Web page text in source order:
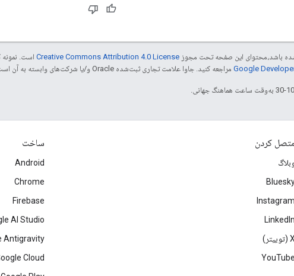
شده باشد،‌محتوای این صفحه تحت مجوز Creative Commons Attribution 4.0 License است. نمونه
مراجعه کنید. جاوا علامت تجاری ثبت‌شده Oracle و/یا شرکت‌های وابسته به آن است.
متصل کردن
وبلاگ
Instagram
LinkedIn
‫X (توییتر)
YouTube
ساخت
Android
Chrome
Firebase
AI Studio
Antigravity
Cloud